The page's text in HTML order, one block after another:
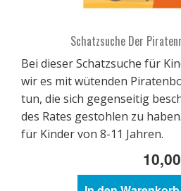
Schatzsuche Der
Bei dieser Schatzsuche für
wir es mit wütenden
tun, die sich gegenseitig
des Rates gestohlen zu
für Kinder von 8-11 Jahren.